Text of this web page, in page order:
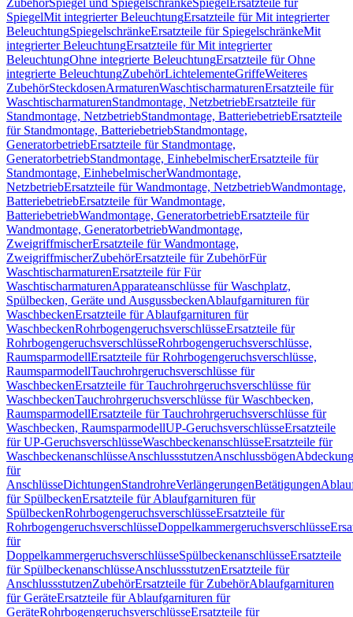
ZubehörSpiegel und SpiegelschränkeSpiegel Ersatzteile für
SpiegelMit integrierter BeleuchtungErsatzteile für Mit integrierter
BeleuchtungSpiegelschränkeErsatzteile für SpiegelschränkeMit
integrierter BeleuchtungErsatzteile für Mit integrierter
BeleuchtungOhne integrierte BeleuchtungErsatzteile für Ohne
integrierte BeleuchtungZubehörLichtelementeGriffeWeiteres
ZubehörSteckdosenArmaturenWaschtischarmaturenErsatzteile für
WaschtischarmaturenStandmontage, NetzbetriebErsatzteile für
Standmontage, NetzbetriebStandmontage, BatteriebetriebErsatzteile
für Standmontage, BatteriebetriebStandmontage,
GeneratorbetriebErsatzteile für Standmontage,
GeneratorbetriebStandmontage, EinhebelmischerErsatzteile für
Standmontage, EinhebelmischerWandmontage,
NetzbetriebErsatzteile für Wandmontage, NetzbetriebWandmontage,
BatteriebetriebErsatzteile für Wandmontage,
BatteriebetriebWandmontage, GeneratorbetriebErsatzteile für
Wandmontage, GeneratorbetriebWandmontage,
ZweigriffmischerErsatzteile für Wandmontage,
ZweigriffmischerZubehörErsatzteile für ZubehörFür
WaschtischarmaturenErsatzteile für Für
WaschtischarmaturenApparateanschlüsse für Waschplatz,
Spülbecken, Geräte und AusgussbeckenAblaufgarnituren für
WaschbeckenErsatzteile für Ablaufgarnituren für
WaschbeckenRohrbogengeruchsverschlüsseErsatzteile für
RohrbogengeruchsverschlüsseRohrbogengeruchsverschlüsse,
RaumsparmodellErsatzteile für Rohrbogengeruchsverschlüsse,
RaumsparmodellTauchrohrgeruchsverschlüsse für
WaschbeckenErsatzteile für Tauchrohrgeruchsverschlüsse für
WaschbeckenTauchrohrgeruchsverschlüsse für Waschbecken,
RaumsparmodellErsatzteile für Tauchrohrgeruchsverschlüsse für
Waschbecken, RaumsparmodellUP-GeruchsverschlüsseErsatzteile
für UP-GeruchsverschlüsseWaschbeckenanschlüsseErsatzteile für
WaschbeckenanschlüsseAnschlussstutzenAnschlussbögen
für
AnschlüsseDichtungenStandrohreVerlängerungenBetätigungen
für SpülbeckenErsatzteile für Ablaufgarnituren für
SpülbeckenRohrbogengeruchsverschlüsseErsatzteile für
RohrbogengeruchsverschlüsseDoppelkammergeruchsverschlüsse
für
DoppelkammergeruchsverschlüsseSpülbeckenanschlüsseErsatzteile
für SpülbeckenanschlüsseAnschlussstutzenErsatzteile für
AnschlussstutzenZubehörErsatzteile für ZubehörAblaufgarnituren
für GeräteErsatzteile für Ablaufgarnituren für
GeräteRohrbogengeruchsverschlüsseErsatzteile für